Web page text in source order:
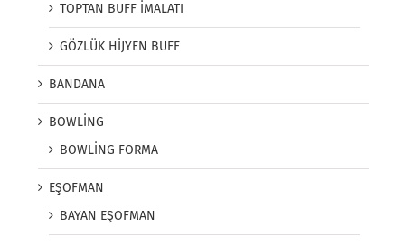
TOPTAN BUFF İMALATI
GÖZLÜK HİJYEN BUFF
BANDANA
BOWLİNG
BOWLİNG FORMA
EŞOFMAN
BAYAN EŞOFMAN